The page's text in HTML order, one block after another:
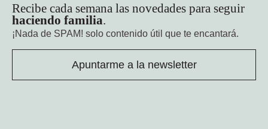
Recibe cada semana las novedades para seguir
haciendo familia.
¡Nada de SPAM! solo contenido útil que te encantará.
Apuntarme a la newsletter